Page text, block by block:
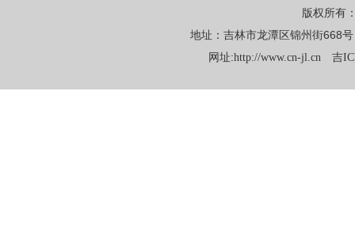
版权所有
地址：吉林市龙潭区锦州街
网址:http://www.cn-jl.cn 吉